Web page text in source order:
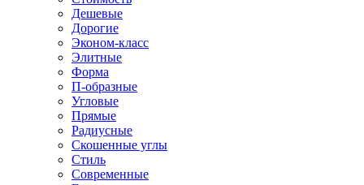
Дешевые
Дорогие
Эконом-класс
Элитные
Форма
П-образные
Угловые
Прямые
Радиусные
Скошенные углы
Стиль
Современные